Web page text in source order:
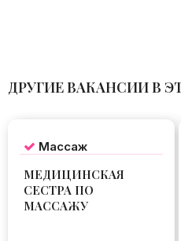
ДРУГИЕ ВАКАНСИИ В
Массаж
МЕДИЦИНСКАЯ
СЕСТРА ПО
МАССАЖУ